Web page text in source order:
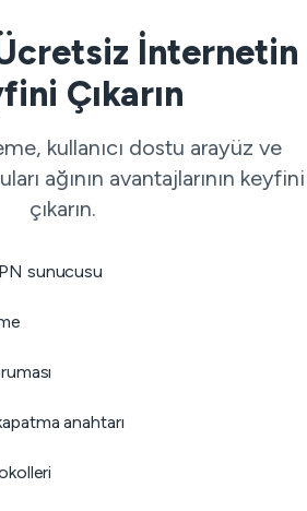
İnternetin
Çıkarın
kullanıcı dostu arayüz ve
ağının avantajlarının keyfini
çıkarın.
sunucusu
anahtarı